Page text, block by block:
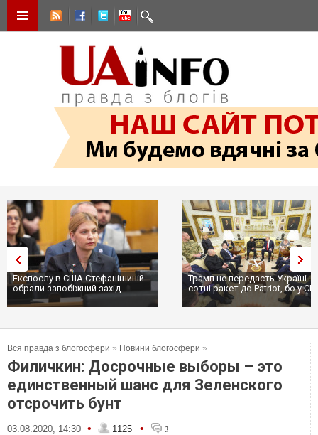
Експослу в США Стефанішиній
обрали запобіжний захід
Трамп не передасть Україні
сотні ракет до Patriot, бо у
...
Вся правда з блогосфери » Новини блогосфери »
Филичкин: Досрочные выборы – это
единственный шанс для Зеленского
отсрочить бунт
03.08.2020, 14:30 • 1125 • 3